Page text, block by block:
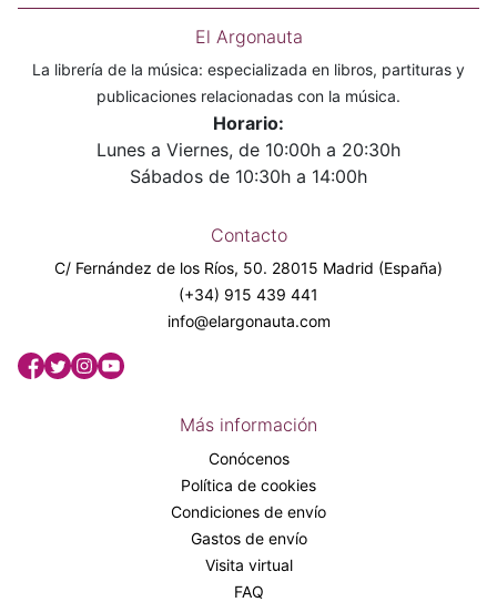
El Argonauta
La librería de la música: especializada en libros, partituras y
publicaciones relacionadas con la música.
Horario:
Lunes a Viernes, de 10:00h a 20:30h
Sábados de 10:30h a 14:00h
Contacto
C/ Fernández de los Ríos, 50. 28015 Madrid (España)
(+34) 915 439 441
info@elargonauta.com
Más información
Conócenos
Política de cookies
Condiciones de envío
Gastos de envío
Visita virtual
FAQ